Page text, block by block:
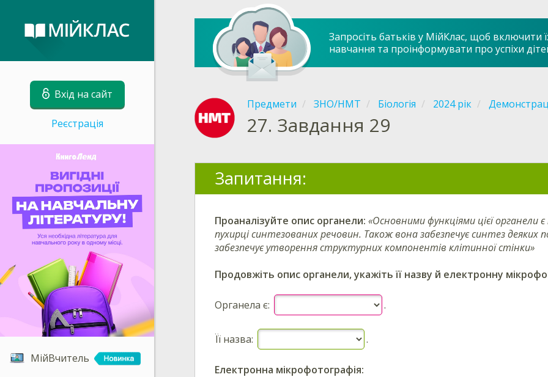
Вхід на сайт
Реєстрація
МійВчитель
Запросіть батьків у МійКлас, щоб включити
навчання та проінформувати про успіхи
Предмети ЗНО/НМТ Біологія 2024 рік
27. Завдання 29
Запитання:
Проаналізуйте опис органели: «Основними функціями цієї органели
пухирці синтезованих речовин. Також вона забезпечує синтез деяких
забезпечує утворення структурних компонентів клітинної стінки»
Продовжіть опис органели, укажіть її назву й електронну
Органела є: .
Її назва: .
Електронна мікрофотографія: